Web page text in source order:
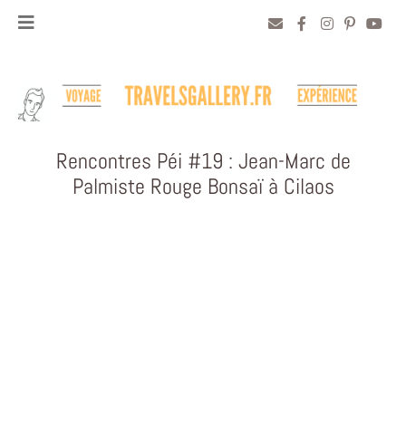
Rencontres Péi #19 : Jean-Marc de
Palmiste Rouge Bonsaï à Cilaos